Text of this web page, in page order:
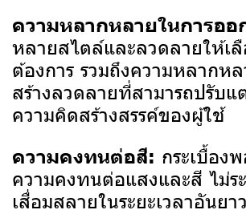
ความหลากหลายในการออ
หลายสไตล์และลวดลายให้เ
ต้องการ รวมถึงความหลากห
สร้างลวดลายที่สามารถปรับแ
ความคิดสร้างสรรค์ของผู้ใช้
ความคงทนต่อสี: กระเบื้อง
ความคงทนต่อแสงและสี ไม่ร
เสื่อมสลายในระยะเวลาอันยา